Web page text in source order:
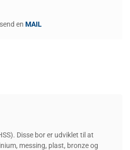
en MAIL
Disse bor er udviklet til at
messing, plast, bronze og